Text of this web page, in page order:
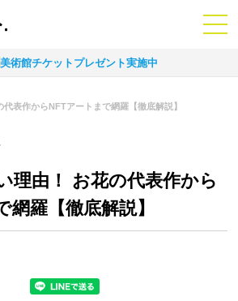
美術館チケットプレゼント実施中
表作からNFTアートまで網羅【徹底解説】
理由！ お花の代表作から
網羅【徹底解説】